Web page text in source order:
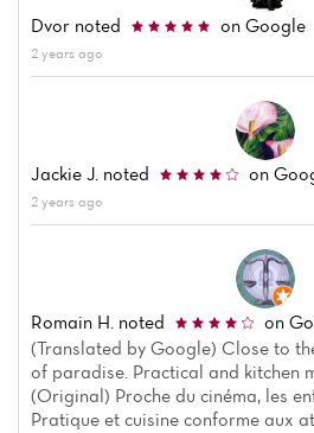
Dvor noted on Google
2 years ago
Jackie J. noted on
2 years ago
Romain H. noted
on
(Translated by Google) Close to
of paradise. Practical and kitchen
(Original) Proche du cinéma, les
Pratique et cuisine conforme aux